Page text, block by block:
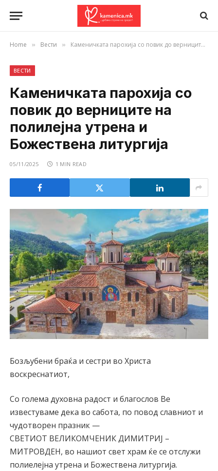
Home » Вести » Каменичката парохија со повик до верниците на полилејна утрена и Божествена литургија
ВЕСТИ
Каменичката парохија со
повик до верниците на
полилејна утрена и
Божествена литургија
05/11/2025 1 MIN READ
Бозљубени браќа и сестри во Христа
воскреснатиот,
Со голема духовна радост и благослов Ве
известуваме дека во сабота, по повод славниот и
чудотворен празник —
СВЕТИОТ ВЕЛИКОМЧЕНИК ДИМИТРИЈ –
МИТРОВДЕН, во нашиот свет храм ќе се отслужи
полиелејна утрена и Божествена литургија.